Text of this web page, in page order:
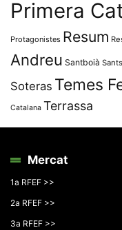
Primera
Protagonistes Resum
Andreu Santboià Sants
Soteras Temes
Catalana Terrassa
Mercat
1a RFEF >>
2a RFEF >>
3a RFEF >>